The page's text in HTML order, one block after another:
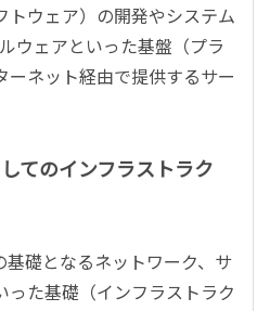
トウェア）の開発やシステム
ウェアといった基盤（プラ
ーネット経由で提供するサー
てのインフラストラク
基礎となるネットワーク、サ
った基礎（インフラストラク